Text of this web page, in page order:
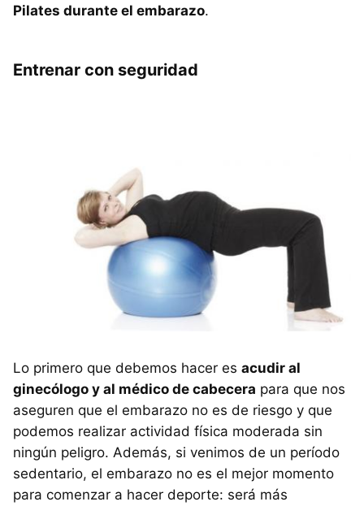
Pilates durante el embarazo.
Entrenar con seguridad
Lo primero que debemos hacer es acudir al
ginecólogo y al médico de cabecera para que nos
aseguren que el embarazo no es de riesgo y que
podemos realizar actividad física moderada sin
ningún peligro. Además, si venimos de un período
sedentario, el embarazo no es el mejor momento
para comenzar a hacer deporte: será más